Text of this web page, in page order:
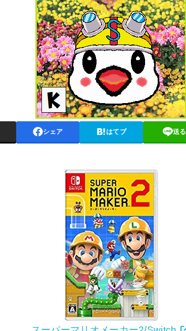
シェア はてブ 送る